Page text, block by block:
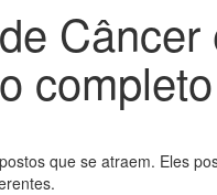
Câncer
completo
que se atraem. Eles